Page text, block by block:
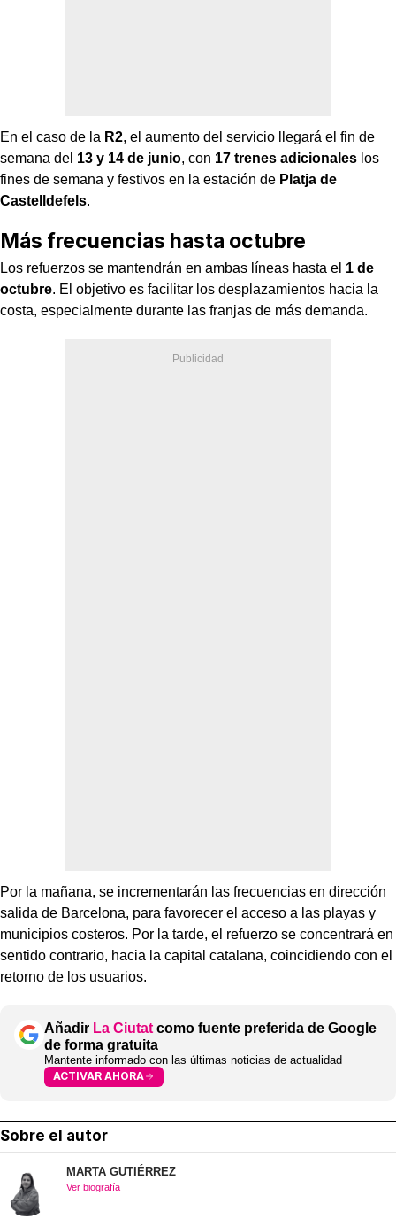
En el caso de la R2, el aumento del servicio llegará el fin de
semana del 13 y 14 de junio, con 17 trenes adicionales los
fines de semana y festivos en la estación de Platja de
Castelldefels.
Más frecuencias hasta octubre
Los refuerzos se mantendrán en ambas líneas hasta el 1 de
octubre. El objetivo es facilitar los desplazamientos hacia la
costa, especialmente durante las franjas de más demanda.
Por la mañana, se incrementarán las frecuencias en dirección
salida de Barcelona, para favorecer el acceso a las playas y
municipios costeros. Por la tarde, el refuerzo se concentrará en
sentido contrario, hacia la capital catalana, coincidiendo con el
retorno de los usuarios.
Añadir La Ciutat como fuente preferida de Google
de forma gratuita
Mantente informado con las últimas noticias de actualidad
ACTIVAR AHORA
Sobre el autor
MARTA GUTIÉRREZ
Ver biografía